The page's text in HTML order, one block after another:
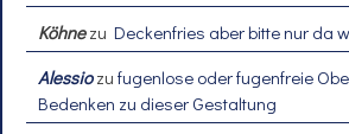
Köhnezu Deckenfries aber bitte nur da
Alessiozu fugenlose oder fugenfreie
Bedenken zu dieser Gestaltung